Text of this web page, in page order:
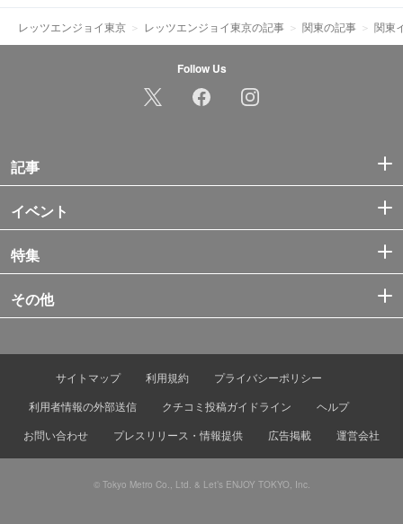
レッツエンジョイ東京 レッツエンジョイ東京の記事 関東の記事 関東
Follow Us
記事
イベント
特集
その他
サイトマップ 利用規約
プライバシーポリシー
利用者情報の外部送信
クチコミ投稿ガイドライン
ヘルプ
お問い合わせ
プレスリリース・情報提供 広告掲載 運営会社
© Tokyo Metro Co., Ltd. & Let’s ENJOY TOKYO, Inc.